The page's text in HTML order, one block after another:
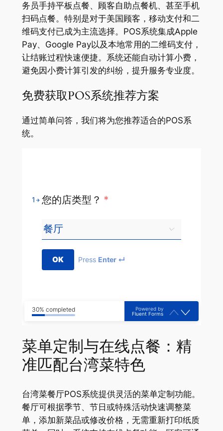
务员手持平板点餐、顾客自助点餐机、甚至手机
扫码点餐。特别是对于美国顾客，移动支付和二
维码支付已成为主流选择。POS系统集成Apple
Pay、Google Pay以及本地常用的二维码支付，
让结账过程快速便捷。系统还能自动计算小费，
避免因小费计算引发的纠纷，提升服务专业度。
免费获取POS系统推荐方案
通过简单问答，我们将为您推荐适合的POS系
统。
1 您的店类型？ *
OK Press Enter ↵
30% completed
Powered by
Fluent Forms
菜单定制与在线点餐：精
准匹配台湾菜特色
台湾菜餐厅POS系统提供灵活的菜单定制功能。
餐厅可根据季节、节日或特殊活动快速调整菜
单，添加新菜品或修改价格，无需重新打印纸质